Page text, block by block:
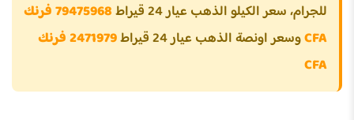
للجرام، سعر الكيلو الذهب عيار 24 قيراط
79475968 فرنك
CFAوسعر اونصة الذهب عيار 24 قيراط
2471979 فرنك
CFA